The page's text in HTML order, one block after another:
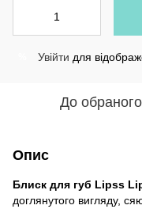
Увійти для
До обраного
Опис
Блиск для губ Lipss
доглянутого вигляду,